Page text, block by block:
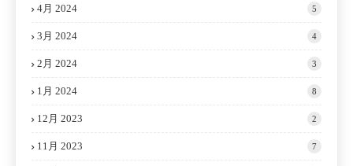
4月 2024 5
3月 2024 4
2月 2024 3
1月 2024 8
12月 2023 2
11月 2023 7